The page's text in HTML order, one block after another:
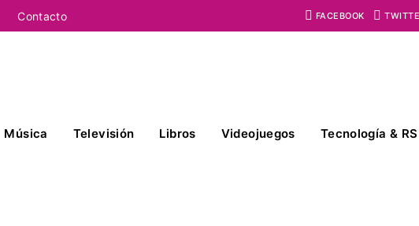
Contacto FACEBOOK
Música Televisión Libros Videojuegos Tecnología & RS